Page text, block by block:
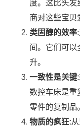
度。这比头发
商对这些宝贝
类固醇的效率
间。它们可以
升。
一致性是关键
数控车床是重
零件的复制品
物质的疯狂: